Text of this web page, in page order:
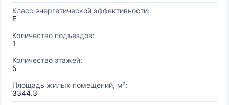
Класс энергетической эффективности:
E
Количество подъездов:
1
Количество этажей:
5
Площадь жилых помещений, м²:
3344.3